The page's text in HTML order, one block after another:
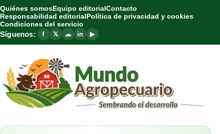
Quiénes somosEquipo editorialContacto
Responsabilidad editorialPolítica de privacidad y cookies
Condiciones del servicio
Síguenos: f 𝕏 ☁ in ▶